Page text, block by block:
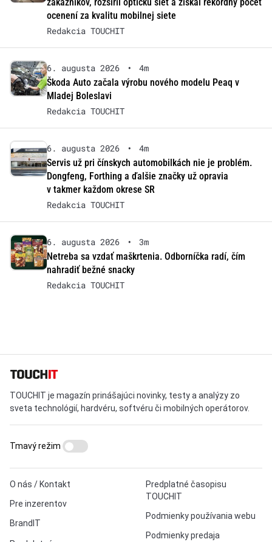
ocenení za kvalitu mobilnej siete
Redakcia TOUCHIT
6. augusta 2026 •
4m
Škoda Auto začala výrobu nového modelu Peaq v
Mladej Boleslavi
Redakcia TOUCHIT
6. augusta 2026 •
4m
Servis už pri čínskych automobilkách nie je problém.
Dongfeng, Forthing a ďalšie značky už opravia
v takmer každom okrese SR
Redakcia TOUCHIT
6. augusta 2026 •
3m
Netreba sa vzdať maškrtenia. Odborníčka radí, čím
nahradiť bežné snacky
Redakcia TOUCHIT
TOUCHIT je magazín prinášajúci novinky, testy a analýzy zo
sveta technológií, hardvéru, softvéru či mobilných operátorov.
O nás / Kontakt
Pre inzerentov
BrandIT
Predplatné časopisu
TOUCHIT
Podmienky používania webu
Podmienky predaja
Tmavý režim